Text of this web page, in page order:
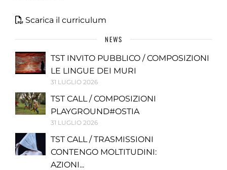
Scarica il curriculum
NEWS
TST INVITO PUBBLICO / COMPOSIZIONI
LE LINGUE DEI MURI
31 LUGLIO 2026
TST CALL / COMPOSIZIONI
PLAYGROUND#OSTIA
31 LUGLIO 2026
TST CALL / TRASMISSIONI
CONTENGO MOLTITUDINI:
AZIONI...